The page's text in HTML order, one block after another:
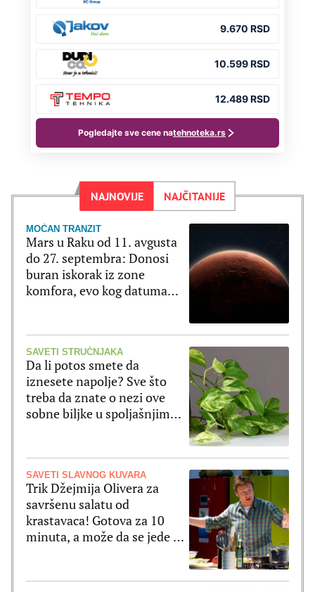
NAJNOVIJE NAJČITANIJE
MOĆAN TRANZIT
Mars u Raku od 11. avgusta
do 27. septembra: Donosi
buran iskorak iz zone
komfora, evo kog datuma
SAVETI STRUČNJAKA
Da li potos smete da
iznesete napolje? Sve što
treba da znate o nezi ove
sobne biljke u spoljašnjim
SAVETI SLAVNOG KUVARA
Trik Džejmija Olivera za
savršenu salatu od
krastavaca! Gotova za 10
minuta, a može da se jede uz